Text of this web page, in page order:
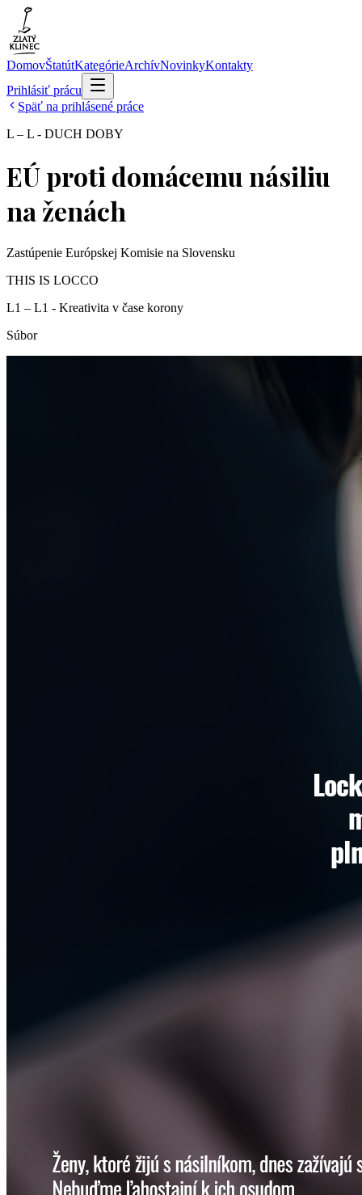
DomovŠtatútKategórieArchívNovinkyKontakty
Prihlásiť prácu
Späť na prihlásené práce
L – L - DUCH DOBY
EÚ proti domácemu násiliu
na ženách
Zastúpenie Európskej Komisie na Slovensku
THIS IS LOCCO
L1 – L1 - Kreativita v čase korony
Súbor